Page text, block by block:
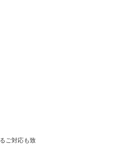
ご対応も致